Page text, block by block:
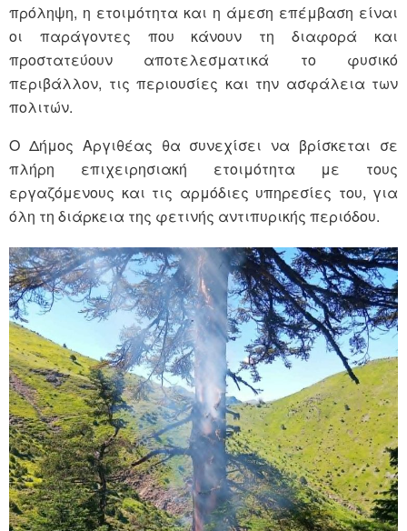
πρόληψη, η ετοιμότητα και η άμεση επέμβαση είναι
οι παράγοντες που κάνουν τη διαφορά και
προστατεύουν αποτελεσματικά το φυσικό
περιβάλλον, τις περιουσίες και την ασφάλεια των
πολιτών.
Ο Δήμος Αργιθέας θα συνεχίσει να βρίσκεται σε
πλήρη επιχειρησιακή ετοιμότητα με τους
εργαζόμενους και τις αρμόδιες υπηρεσίες του, για
όλη τη διάρκεια της φετινής αντιπυρικής περιόδου.